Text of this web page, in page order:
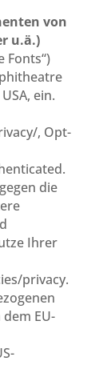
von
u.ä.)
Fonts“)
ein.
, Opt-
die
Ihrer
privacy.
EU-